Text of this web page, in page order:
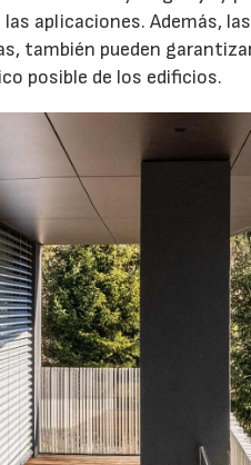
aplicaciones. Además,
también pueden
posible de los edificios.